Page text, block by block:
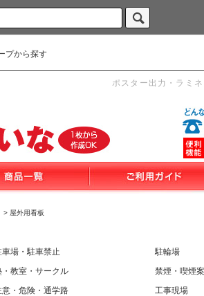
プから探す
ポスター出力・ラミ
> 屋外用看板
車場・駐車禁止 駐輪場
・教室・サークル
禁煙・喫煙
意・危険・通学路
工事現場